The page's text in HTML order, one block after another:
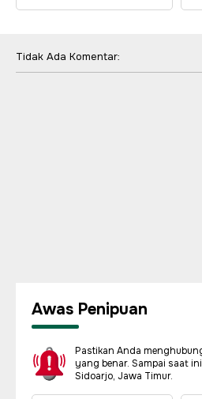
Tidak Ada Komentar:
Awas Penipuan
Pastikan Anda
yang benar. Sampai saat
Sidoarjo, Jawa Timur.